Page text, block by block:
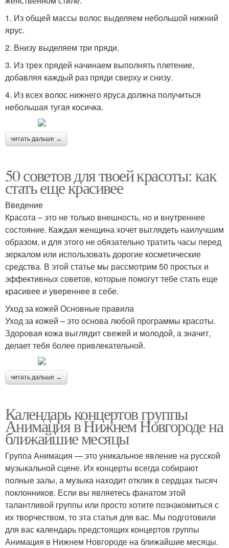
1. Из общей массы волос выделяем небольшой нижний
ярус.
2. Внизу выделяем три пряди.
3. Из трех прядей начинаем выполнять плетение,
добавляя каждый раз пряди сверху и снизу.
4. Из всех волос нижнего яруса должна получиться
небольшая тугая косичка.
читать дальше →
50 советов для твоей красоты: как
стать еще красивее
Введение
Красота – это не только внешность, но и внутреннее
состояние. Каждая женщина хочет выглядеть наилучшим
образом, и для этого не обязательно тратить часы перед
зеркалом или использовать дорогие косметические
средства. В этой статье мы рассмотрим 50 простых и
эффективных советов, которые помогут тебе стать еще
красивее и увереннее в себе.
Уход за кожей Основные правила
Уход за кожей – это основа любой программы красоты.
Здоровая кожа выглядит свежей и молодой, а значит,
делает тебя более привлекательной.
читать дальше →
Календарь концертов группы
Анимация в Нижнем Новгороде на
ближайшие месяцы
Группа Анимация — это уникальное явление на русской
музыкальной сцене. Их концерты всегда собирают
полные залы, а музыка находит отклик в сердцах тысяч
поклонников. Если вы являетесь фанатом этой
талантливой группы или просто хотите познакомиться с
их творчеством, то эта статья для вас. Мы подготовили
для вас календарь предстоящих концертов группы
Анимация в Нижнем Новгороде на ближайшие месяцы.